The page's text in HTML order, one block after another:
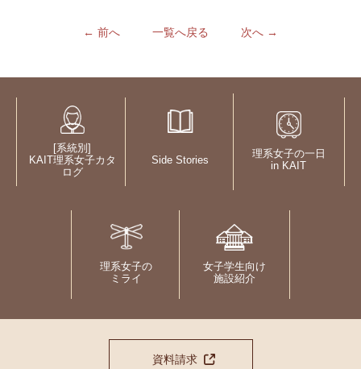
← 前へ 一覧へ戻る 次へ →
[系統別]
KAIT理系女子カタ
ログ
Side Stories
理系女子の一日
in KAIT
理系女子の
ミライ
女子学生向け
施設紹介
資料請求